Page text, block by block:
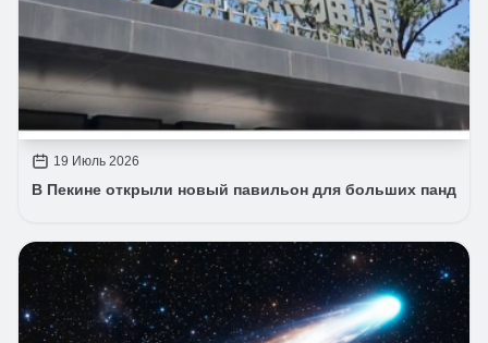
19 Июль 2026
В Пекине открыли новый павильон для больших панд